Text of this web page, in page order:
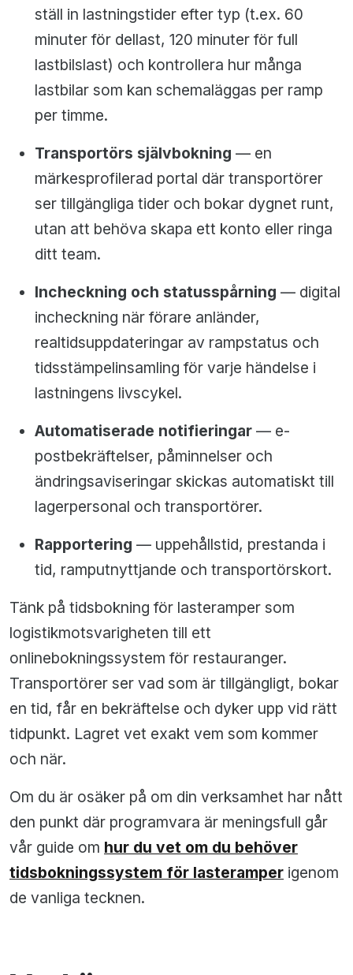
ställ in lastningstider efter typ (t.ex. 60
minuter för dellast, 120 minuter för full
lastbilslast) och kontrollera hur många
lastbilar som kan schemaläggas per ramp
per timme.
Transportörs självbokning — en
märkesprofilerad portal där transportörer
ser tillgängliga tider och bokar dygnet runt,
utan att behöva skapa ett konto eller ringa
ditt team.
Incheckning och statusspårning — digital
incheckning när förare anländer,
realtidsuppdateringar av rampstatus och
tidsstämpelinsamling för varje händelse i
lastningens livscykel.
Automatiserade notifieringar — e-
postbekräftelser, påminnelser och
ändringsaviseringar skickas automatiskt till
lagerpersonal och transportörer.
Rapportering — uppehållstid, prestanda i
tid, ramputnyttjande och transportörskort.
Tänk på tidsbokning för lasteramper som
logistikmotsvarigheten till ett
onlinebokningssystem för restauranger.
Transportörer ser vad som är tillgängligt, bokar
en tid, får en bekräftelse och dyker upp vid rätt
tidpunkt. Lagret vet exakt vem som kommer
och när.
Om du är osäker på om din verksamhet har nått
den punkt där programvara är meningsfull går
vår guide om hur du vet om du behöver
tidsbokningssystem för lasteramper igenom
de vanliga tecknen.